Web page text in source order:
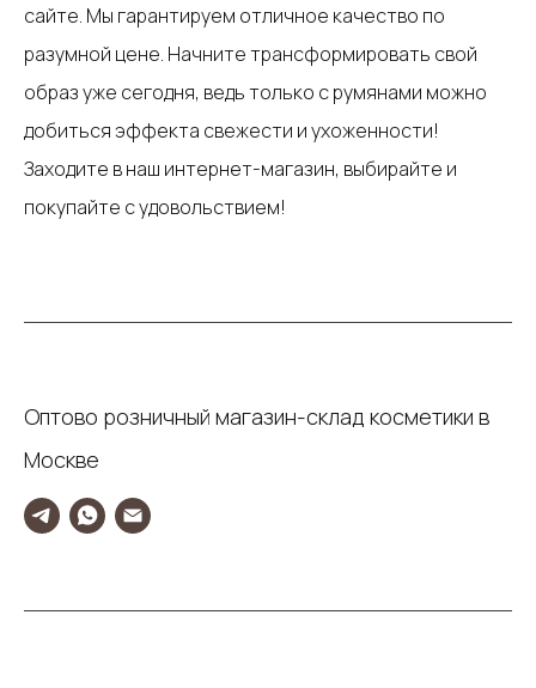
сайте. Мы гарантируем отличное качество по
разумной цене. Начните трансформировать свой
образ уже сегодня, ведь только с румянами можно
добиться эффекта свежести и ухоженности!
Заходите в наш интернет-магазин, выбирайте и
покупайте с удовольствием!
Оптово розничный магазин-склад косметики в
Москве